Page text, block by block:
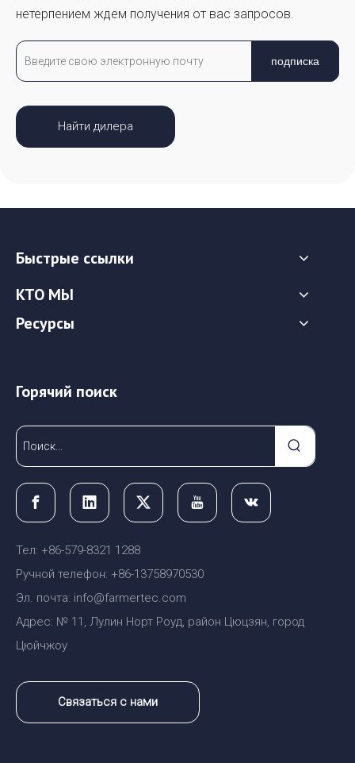
нетерпением ждем получения от вас запросов.
подписка
Найти дилера
Быстрые ссылки
КТО МЫ
Ресурсы
Горячий поиск
Тел: +86-579-8321 1288
Ручной телефон: +86-13758970530
Эл. почта: info@farmertec.com
Адрес: № 11, Лулин Норт Роуд, район Цюцзян, город
Цюйчжоу
Связаться с нами